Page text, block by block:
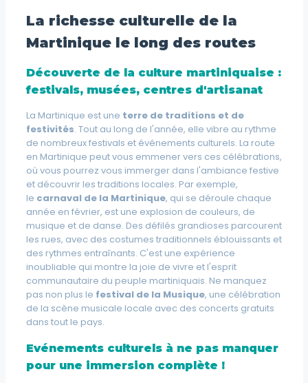
La richesse culturelle de la
Martinique le long des routes
Découverte de la culture martiniquaise :
festivals, musées, centres d'artisanat
La Martinique est une terre de traditions et de
festivités. Tout au long de l'année, elle vibre au rythme
de nombreuxfestivals et événements culturels. La route
en Martinique peut vous emmener vers ces célébrations,
où vous pourrez vous immerger dans l'ambiance festive
et découvrir les traditions locales. Par exemple,
le carnaval de la Martinique, qui se déroule chaque
année en février, est une explosion de couleurs, de
musique et de danse. Des défilés grandioses parcourent
les rues, avec des costumes traditionnels éblouissants et
des rythmes entraînants. C'est une expérience
inoubliable qui montre la joie de vivre et l'esprit
communautaire du peuple martiniquais. Ne manquez
pas non plus le festival de la Musique, une célébration
de la scène musicale locale avec des concerts gratuits
dans tout le pays.
Evénements culturels à ne pas manquer
pour une immersion complète !